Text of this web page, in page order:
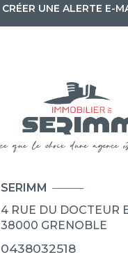
CRÉER UNE ALERTE E-
SERIMM
4 RUE DU DOCTEUR
38000 GRENOBLE
0438032518